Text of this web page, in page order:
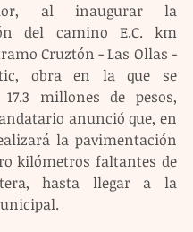
al inaugurar la
del camino E.C. km
Cruztón - Las Ollas -
obra en la que se
millones de pesos,
anunció que, en
la pavimentación
kilómetros faltantes de
hasta llegar a la